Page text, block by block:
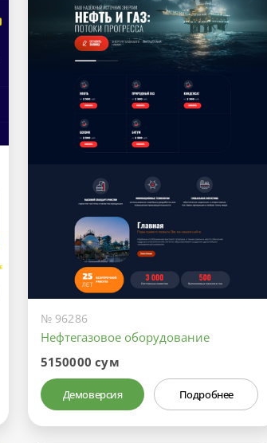
№ 96286
Нефтегазовое оборудование
5150000 сум
Демоверсия Подробнее